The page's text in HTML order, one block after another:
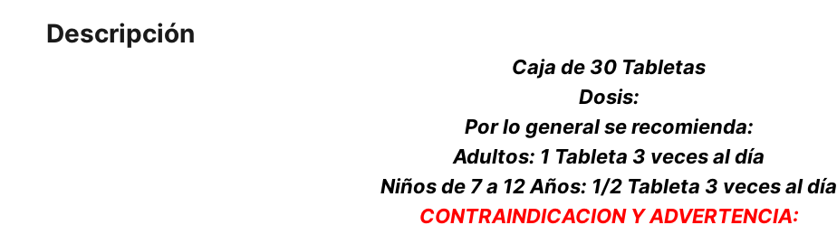
Descripción
Caja de 30 Tabletas
Dosis:
Por lo general se recomienda:
Adultos: 1 Tableta 3 veces al día
Niños de 7 a 12 Años: 1/2 Tableta 3 veces al día
CONTRAINDICACION Y ADVERTENCIA: